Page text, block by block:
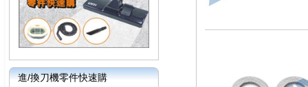
進/換刀機零件快速購